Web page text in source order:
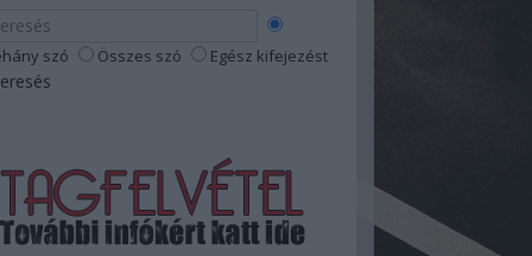
szó Összes szó Egész kifejezést